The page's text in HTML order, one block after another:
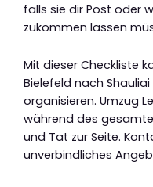
falls sie dir Post oder
zukommen lassen
Mit dieser Checkliste
Bielefeld nach
organisieren. Umzug
während des
und Tat zur Seite.
unverbindliches